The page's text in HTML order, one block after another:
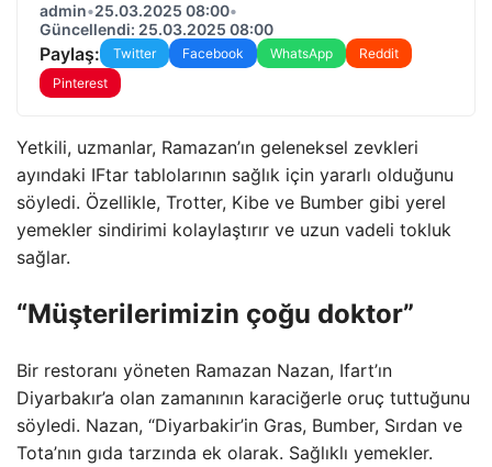
admin•25.03.2025 08:00•
Güncellendi: 25.03.2025 08:00
Paylaş: Twitter Facebook WhatsApp
Reddit
Pinterest
Yetkili, uzmanlar, Ramazan’ın geleneksel zevkleri
ayındaki IFtar tablolarının sağlık için yararlı olduğunu
söyledi. Özellikle, Trotter, Kibe ve Bumber gibi yerel
yemekler sindirimi kolaylaştırır ve uzun vadeli tokluk
sağlar.
“Müşterilerimizin çoğu doktor”
Bir restoranı yöneten Ramazan Nazan, Ifart’ın
Diyarbakır’a olan zamanının karaciğerle oruç tuttuğunu
söyledi. Nazan, “Diyarbakir’in Gras, Bumber, Sırdan ve
Tota’nın gıda tarzında ek olarak. Sağlıklı yemekler.